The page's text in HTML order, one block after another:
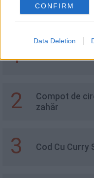
CONFIRM
Data Deletion
Recomandări
1 Omletă cu
2
Compot de
zahăr
3 Cod Cu Curry